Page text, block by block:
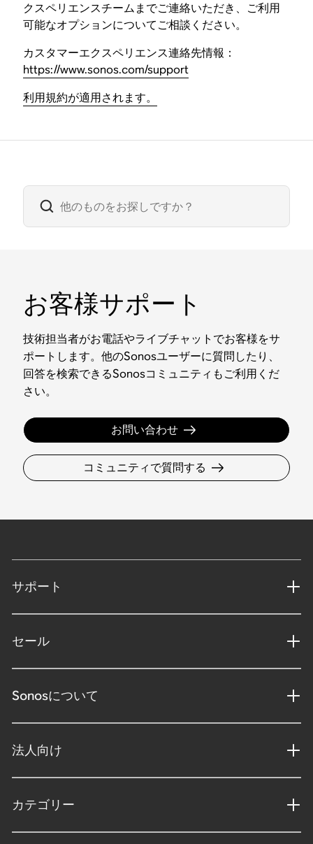
クスペリエンスチームまでご連絡いただき、ご利用
可能なオプションについてご相談ください。
カスタマーエクスペリエンス連絡先情報：
https://www.sonos.com/support
利用規約が適用されます。
お客様サポート
技術担当者がお電話やライブチャットでお客様をサ
ポートします。他のSonosユーザーに質問したり、
回答を検索できるSonosコミュニティもご利用くだ
さい。
お問い合わせ
コミュニティで質問する
サポート
セール
Sonosについて
法人向け
カテゴリー